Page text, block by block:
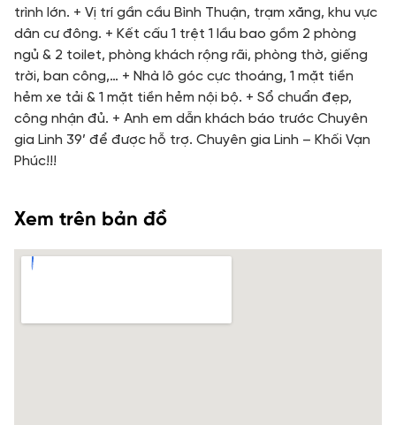
trình lớn. + Vị trí gần cầu Bình Thuận, trạm xăng, khu vực
dân cư đông. + Kết cấu 1 trệt 1 lầu bao gồm 2 phòng
ngủ & 2 toilet, phòng khách rộng rãi, phòng thờ, giếng
trời, ban công,… + Nhà lô góc cực thoáng, 1 mặt tiền
hẻm xe tải & 1 mặt tiền hẻm nội bộ. + Sổ chuẩn đẹp,
công nhận đủ. + Anh em dẫn khách báo trước Chuyên
gia Linh 39’ để được hỗ trợ. Chuyên gia Linh – Khối Vạn
Phúc!!!
Xem trên bản đồ